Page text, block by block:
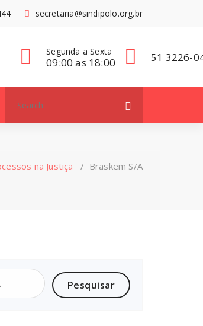
secretaria@sindipolo.org.br
Segunda a Sexta
09:00 as 18:00 51 3226-
for:
na Justiça / Braskem S/A